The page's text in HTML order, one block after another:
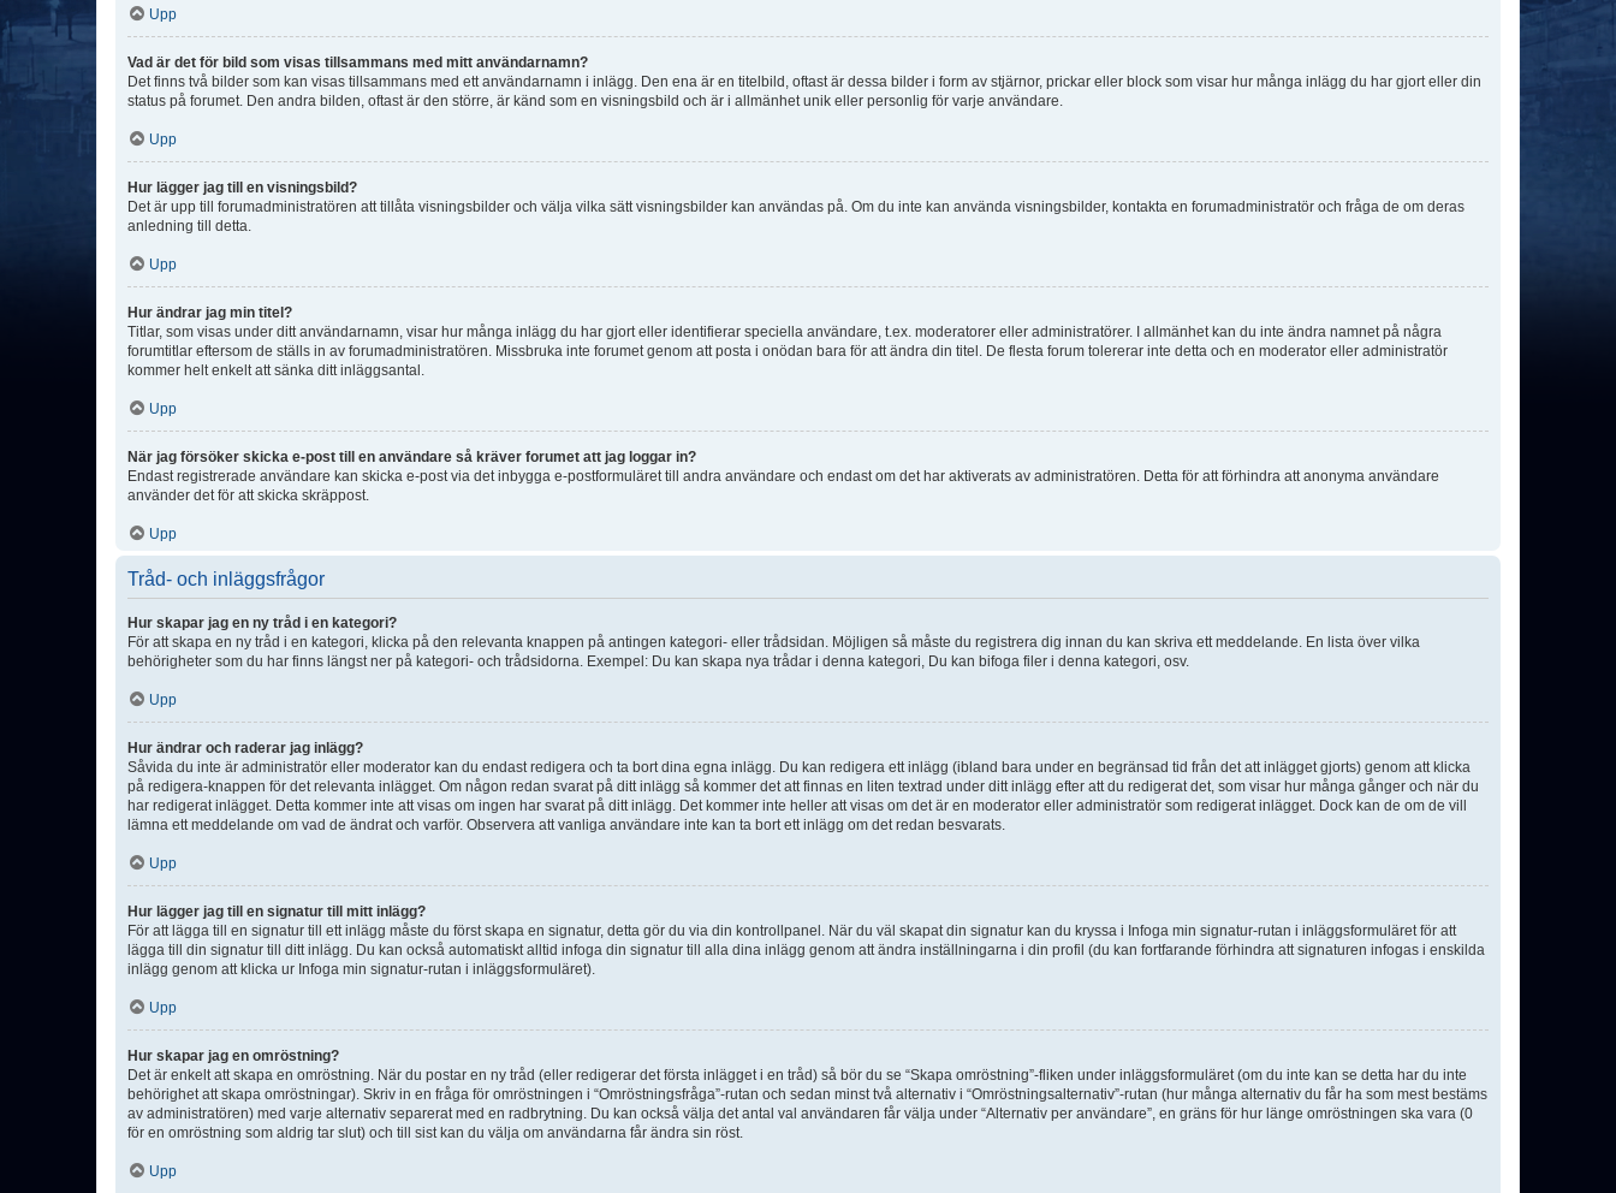
Upp
Vad är det för bild som visas tillsammans med mitt användarnamn?
Det finns två bilder som kan visas tillsammans med ett användarnamn i inlägg. Den ena är en titelbild, oftast är dessa bilder i form av stjärnor, prickar eller block som visar hur många inlägg du har gjort eller din
status på forumet. Den andra bilden, oftast är den större, är känd som en visningsbild och är i allmänhet unik eller personlig för varje användare.
Upp
Hur lägger jag till en visningsbild?
Det är upp till forumadministratören att tillåta visningsbilder och välja vilka sätt visningsbilder kan användas på. Om du inte kan använda visningsbilder, kontakta en forumadministratör och fråga de om deras
anledning till detta.
Upp
Hur ändrar jag min titel?
Titlar, som visas under ditt användarnamn, visar hur många inlägg du har gjort eller identifierar speciella användare, t.ex. moderatorer eller administratörer. I allmänhet kan du inte ändra namnet på några
forumtitlar eftersom de ställs in av forumadministratören. Missbruka inte forumet genom att posta i onödan bara för att ändra din titel. De flesta forum tolererar inte detta och en moderator eller administratör
kommer helt enkelt att sänka ditt inläggsantal.
Upp
När jag försöker skicka e-post till en användare så kräver forumet att jag loggar in?
Endast registrerade användare kan skicka e-post via det inbygga e-postformuläret till andra användare och endast om det har aktiverats av administratören. Detta för att förhindra att anonyma användare
använder det för att skicka skräppost.
Upp
Tråd- och inläggsfrågor
Hur skapar jag en ny tråd i en kategori?
För att skapa en ny tråd i en kategori, klicka på den relevanta knappen på antingen kategori- eller trådsidan. Möjligen så måste du registrera dig innan du kan skriva ett meddelande. En lista över vilka
behörigheter som du har finns längst ner på kategori- och trådsidorna. Exempel: Du kan skapa nya trådar i denna kategori, Du kan bifoga filer i denna kategori, osv.
Upp
Hur ändrar och raderar jag inlägg?
Såvida du inte är administratör eller moderator kan du endast redigera och ta bort dina egna inlägg. Du kan redigera ett inlägg (ibland bara under en begränsad tid från det att inlägget gjorts) genom att klicka
på redigera-knappen för det relevanta inlägget. Om någon redan svarat på ditt inlägg så kommer det att finnas en liten textrad under ditt inlägg efter att du redigerat det, som visar hur många gånger och när du
har redigerat inlägget. Detta kommer inte att visas om ingen har svarat på ditt inlägg. Det kommer inte heller att visas om det är en moderator eller administratör som redigerat inlägget. Dock kan de om de vill
lämna ett meddelande om vad de ändrat och varför. Observera att vanliga användare inte kan ta bort ett inlägg om det redan besvarats.
Upp
Hur lägger jag till en signatur till mitt inlägg?
För att lägga till en signatur till ett inlägg måste du först skapa en signatur, detta gör du via din kontrollpanel. När du väl skapat din signatur kan du kryssa i Infoga min signatur-rutan i inläggsformuläret för att
lägga till din signatur till ditt inlägg. Du kan också automatiskt alltid infoga din signatur till alla dina inlägg genom att ändra inställningarna i din profil (du kan fortfarande förhindra att signaturen infogas i enskilda
inlägg genom att klicka ur Infoga min signatur-rutan i inläggsformuläret).
Upp
Hur skapar jag en omröstning?
Det är enkelt att skapa en omröstning. När du postar en ny tråd (eller redigerar det första inlägget i en tråd) så bör du se “Skapa omröstning”-fliken under inläggsformuläret (om du inte kan se detta har du inte
behörighet att skapa omröstningar). Skriv in en fråga för omröstningen i “Omröstningsfråga”-rutan och sedan minst två alternativ i “Omröstningsalternativ”-rutan (hur många alternativ du får ha som mest bestäms
av administratören) med varje alternativ separerat med en radbrytning. Du kan också välja det antal val användaren får välja under “Alternativ per användare”, en gräns för hur länge omröstningen ska vara (0
för en omröstning som aldrig tar slut) och till sist kan du välja om användarna får ändra sin röst.
Upp